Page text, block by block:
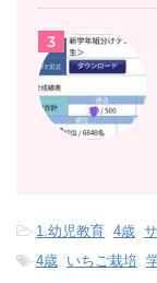
3
-1.幼児教育, 4歳,
-4歳, いちご栽培,